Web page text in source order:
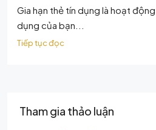
Gia hạn thẻ tín dụng là hoạt
dụng của bạn...
Tiếp tục đọc
Tham gia thảo luận